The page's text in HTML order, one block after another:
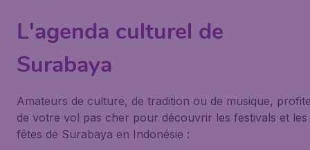
L'agenda culturel de
Surabaya
Amateurs de culture, de tradition ou de musique,
de votre vol pas cher pour découvrir les festivals et les
fêtes de Surabaya en Indonésie :